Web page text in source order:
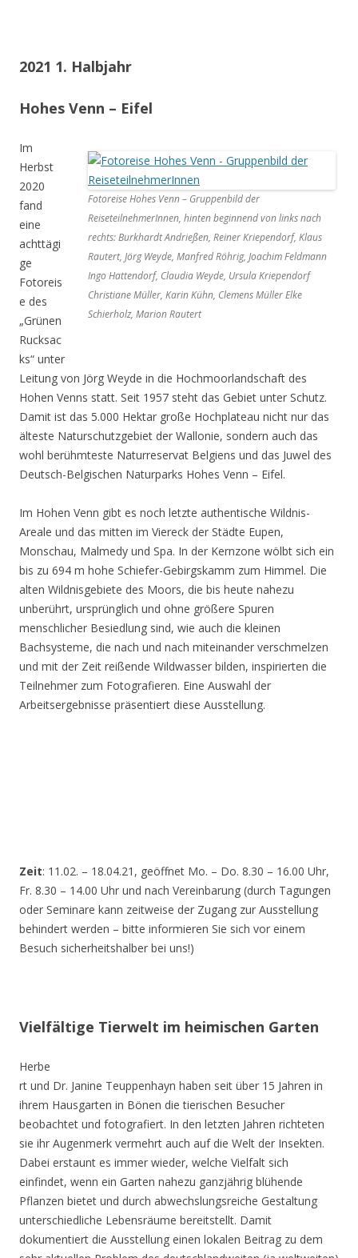
2021 1. Halbjahr
Hohes Venn – Eifel
Fotoreise Hohes Venn – Gruppenbild der
ReiseteilnehmerInnen, hinten beginnend von links nach
rechts: Burkhardt Andrießen, Reiner Kriependorf, Klaus
Rautert, Jörg Weyde, Manfred Röhrig, Joachim Feldmann
Ingo Hattendorf, Claudia Weyde, Ursula Kriependorf
Christiane Müller, Karin Kühn, Clemens Müller Elke
Schierholz, Marion Rautert
Im
Herbst
2020
fand
eine
achttägi
ge
Fotoreis
e des
„Grünen
Rucksac
ks“ unter
Leitung von Jörg Weyde in die Hochmoorlandschaft des
Hohen Venns statt. Seit 1957 steht das Gebiet unter Schutz.
Damit ist das 5.000 Hektar große Hochplateau nicht nur das
älteste Naturschutzgebiet der Wallonie, sondern auch das
wohl berühmteste Naturreservat Belgiens und das Juwel des
Deutsch-Belgischen Naturparks Hohes Venn – Eifel.
Im Hohen Venn gibt es noch letzte authentische Wildnis-
Areale und das mitten im Viereck der Städte Eupen,
Monschau, Malmedy und Spa. In der Kernzone wölbt sich ein
bis zu 694 m hohe Schiefer-Gebirgskamm zum Himmel. Die
alten Wildnisgebiete des Moors, die bis heute nahezu
unberührt, ursprünglich und ohne größere Spuren
menschlicher Besiedlung sind, wie auch die kleinen
Bachsysteme, die nach und nach miteinander verschmelzen
und mit der Zeit reißende Wildwasser bilden, inspirierten die
Teilnehmer zum Fotografieren. Eine Auswahl der
Arbeitsergebnisse präsentiert diese Ausstellung.
Zeit: 11.02. – 18.04.21, geöffnet Mo. – Do. 8.30 – 16.00 Uhr,
Fr. 8.30 – 14.00 Uhr und nach Vereinbarung (durch Tagungen
oder Seminare kann zeitweise der Zugang zur Ausstellung
behindert werden – bitte informieren Sie sich vor einem
Besuch sicherheitshalber bei uns!)
Vielfältige Tierwelt im heimischen Garten
Herbe
rt und Dr. Janine Teuppenhayn haben seit über 15 Jahren in
ihrem Hausgarten in Bönen die tierischen Besucher
beobachtet und fotografiert. In den letzten Jahren richteten
sie ihr Augenmerk vermehrt auch auf die Welt der Insekten.
Dabei erstaunt es immer wieder, welche Vielfalt sich
einfindet, wenn ein Garten nahezu ganzjährig blühende
Pflanzen bietet und durch abwechslungsreiche Gestaltung
unterschiedliche Lebensräume bereitstellt. Damit
dokumentiert die Ausstellung einen lokalen Beitrag zu dem